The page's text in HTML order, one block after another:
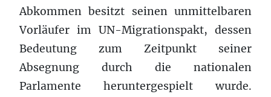
Abkommen besitzt seinen unmittelbaren
Vorläufer im UN-Migrationspakt, dessen
Bedeutung zum Zeitpunkt seiner
Absegnung durch die nationalen
Parlamente heruntergespielt wurde.